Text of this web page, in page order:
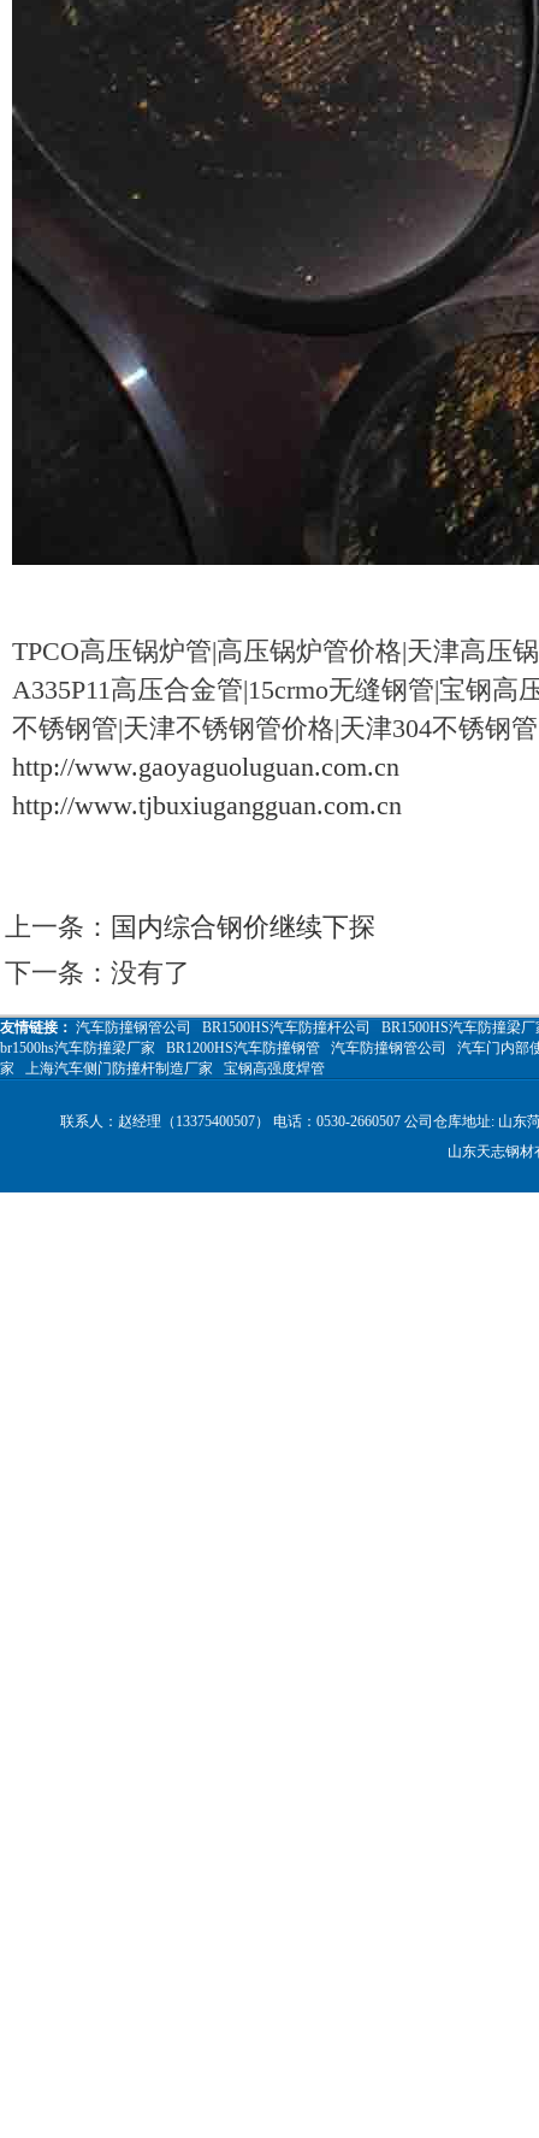
TPCO高压锅炉管|高压锅炉管价格|天津高压
A335P11高压合金管|15crmo无缝钢管|宝钢
不锈钢管|天津不锈钢管价格|天津304不锈钢
http://www.gaoyaguoluguan.com.cn
http://www.tjbuxiugangguan.com.cn
上一条： 国内综合钢价继续下探
下一条：没有了
友情链接： 汽车防撞钢管公司 BR1500HS汽车防撞杆公司
BR1500HS汽车防撞梁厂
br1500hs汽车防撞梁厂家
BR1200HS汽车防撞钢管 汽车防撞钢管公司
汽车门内部
家
上海汽车侧门防撞杆制造厂家 宝钢高强度焊管
联系人：赵经理（13375400507） 电话：0530-2660507 公司仓库地址: 山
山东天志钢